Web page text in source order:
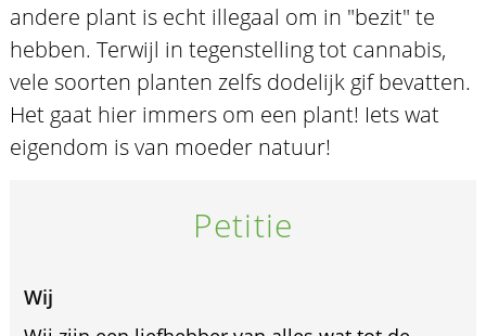
andere plant is echt illegaal om in "bezit" te
hebben. Terwijl in tegenstelling tot cannabis,
vele soorten planten zelfs dodelijk gif bevatten.
Het gaat hier immers om een plant! Iets wat
eigendom is van moeder natuur!
Petitie
Wij